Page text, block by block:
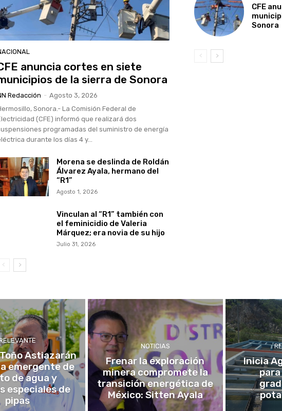
anuncia cortes en siete
de la sierra de Sonora
Redacción - Agosto 3, 2026
Sonora.- La Comisión Federal de
(CFE) informó que realizará dos
programadas del suministro de energía
durante los días 4 y...
Morena se deslinda de Roldán
Álvarez Ayala, hermano del
“R1”
Agosto 1, 2026
Vinculan al “R1” también con
el feminicidio de Valeria
Márquez; era novia de su hijo
Julio 31, 2026
CFE
Sonora
Astiazarán
emergente de
de agua y
especiales de
pipas
NOTICIAS
Frenar la exploración
minera compromete la
transición energética de
México: Sitten Ayala
Inicia